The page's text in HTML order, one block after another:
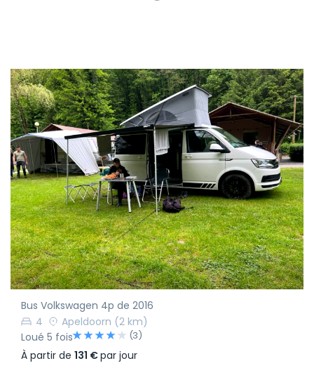
Bus Volkswagen 4p de 2016
4
Apeldoorn (2 km)
Loué 5 fois
(3)
À partir de 131 €par jour